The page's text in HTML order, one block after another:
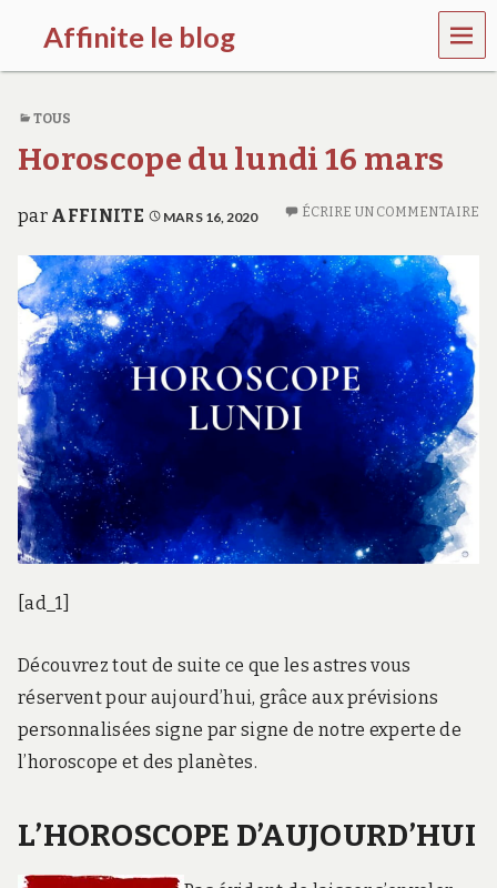
Affinite le blog
e
p
l
u
s
i
…
MEN
U
TOUS
Horoscope du lundi 16 mars
par AFFINITE MARS 16, 2020 ÉCRIRE UN COMMENTAIRE
[ad_1]
Découvrez tout de suite ce que les astres vous
réservent pour aujourd’hui, grâce aux prévisions
personnalisées signe par signe de notre experte de
l’horoscope et des planètes.
L’HOROSCOPE D’AUJOURD’HUI